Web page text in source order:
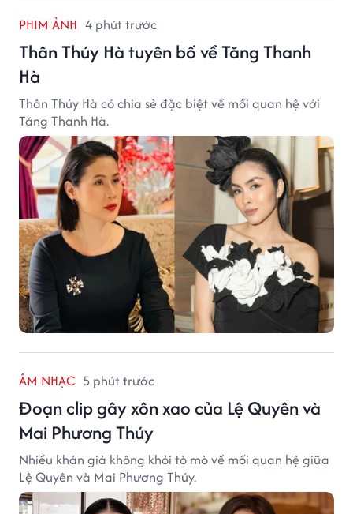
PHIM ẢNH 4 phút trước
Thân Thúy Hà tuyên bố về Tăng Thanh
Hà
Thân Thúy Hà có chia sẻ đặc biệt về mối quan hệ với
Tăng Thanh Hà.
ÂM NHẠC 5 phút trước
Đoạn clip gây xôn xao của Lệ Quyên và
Mai Phương Thúy
Nhiều khán giả không khỏi tò mò về mối quan hệ giữa
Lệ Quyên và Mai Phương Thúy.